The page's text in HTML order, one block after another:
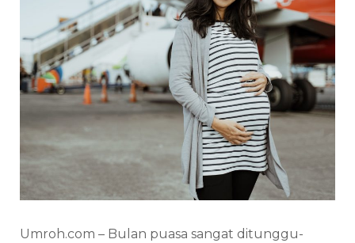
Umroh.com – Bulan puasa sangat ditunggu-